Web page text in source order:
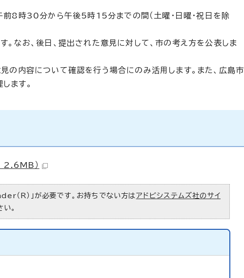
時30分から午後5時15分までの間（土曜・日曜・祝日を除
なお、後日、提出された意見に対して、市の考え方を公表しま
内容について確認を行う場合にのみ活用します。また、広島市
ます。
2.6MB）
（R）」が必要です。お持ちでない方は アドビシステムズ社のサイ
。